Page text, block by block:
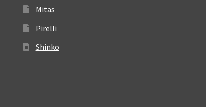
Mitas
Pirelli
Shinko